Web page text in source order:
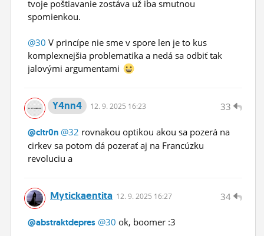
tvoje poštiavanie zostáva už iba smutnou
spomienkou.
@30 V princípe nie sme v spore len je to kus
komplexnejšia problematika a nedá sa odbiť tak
jalovými argumentami
33
Y4nn4 12. 9. 2025 16:23
@cltr0n @32 rovnakou optikou akou sa pozerá na
cirkev sa potom dá pozerať aj na Francúzku
revoluciu a
34
Mytickaentita 12. 9. 2025 16:27
@abstraktdepres @30 ok, boomer :3